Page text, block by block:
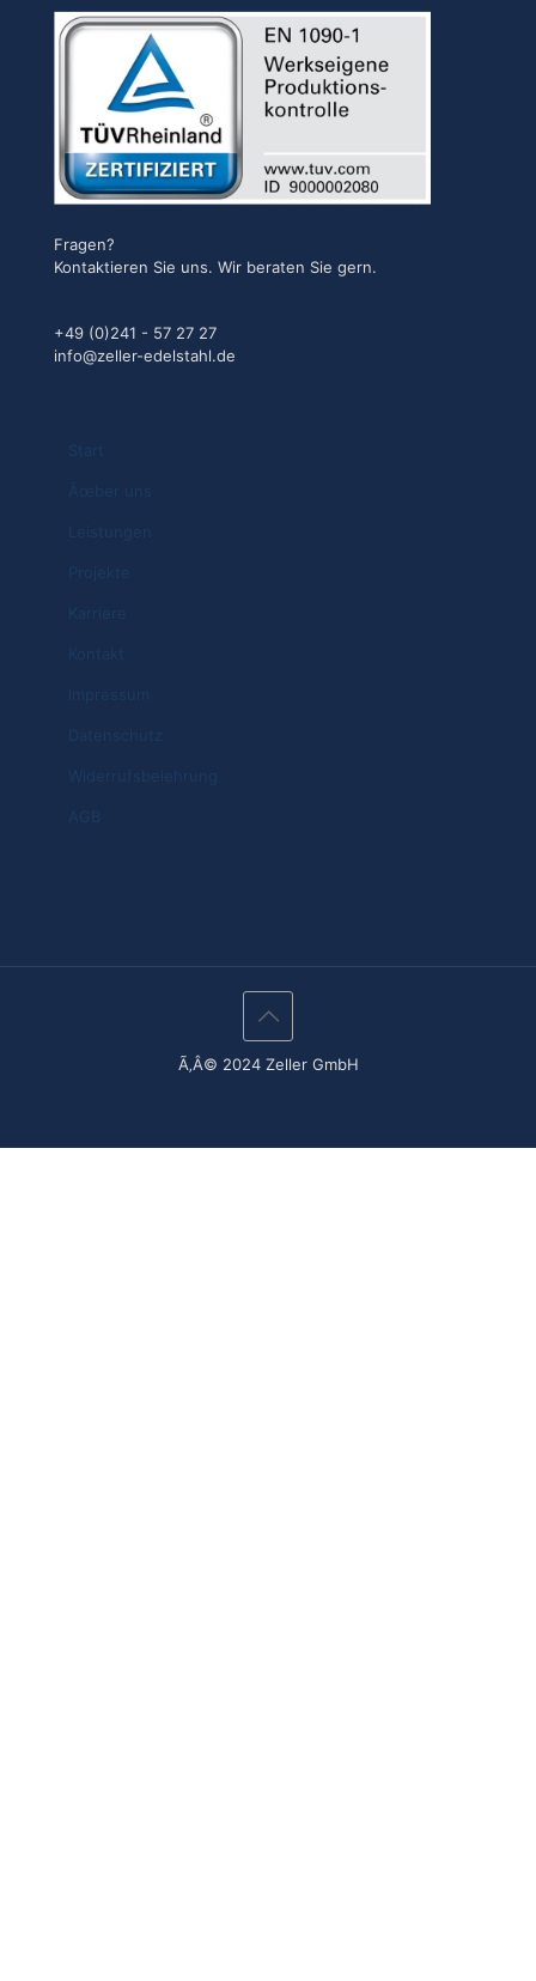
Fragen?
Kontaktieren Sie uns. Wir beraten Sie gern.
+49 (0)241 - 57 27 27
info@zeller-edelstahl.de
Start
Ãœber uns
Leistungen
Projekte
Karriere
Kontakt
Impressum
Datenschutz
Widerrufsbelehrung
AGB
Ã‚Â© 2024 Zeller GmbH